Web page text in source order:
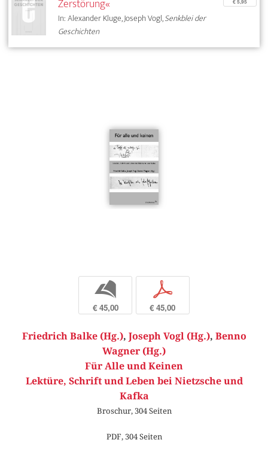
In: Alexander Kluge, Joseph Vogl,Senkblei der
Geschichten
€ 5,95
b
€ 45,00
p
€ 45,00
Friedrich Balke (Hg.), Joseph Vogl (Hg.), Benno
Wagner (Hg.)
Für Alle und Keinen
Lektüre, Schrift und Leben bei Nietzsche und
Kafka
Broschur, 304 Seiten
PDF, 304 Seiten